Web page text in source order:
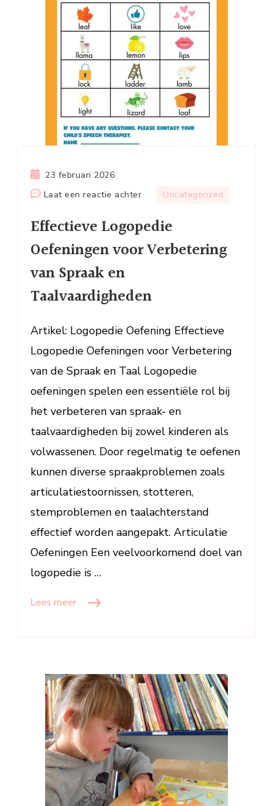
23 februari 2026
Laat een reactie achterop
Logopedie
Oefeningen
voor
Taalvaardigheden
Uncategorized
Effectieve Logopedie
Oefeningen voor Verbetering
van Spraak en
Taalvaardigheden
Artikel: Logopedie Oefening Effectieve
Logopedie Oefeningen voor Verbetering
van de Spraak en Taal Logopedie
oefeningen spelen een essentiële rol bij
het verbeteren van spraak- en
taalvaardigheden bij zowel kinderen als
volwassenen. Door regelmatig te oefenen
kunnen diverse spraakproblemen zoals
articulatiestoornissen, stotteren,
stemproblemen en taalachterstand
effectief worden aangepakt. Articulatie
Oefeningen Een veelvoorkomend doel van
logopedie is …
Lees meer